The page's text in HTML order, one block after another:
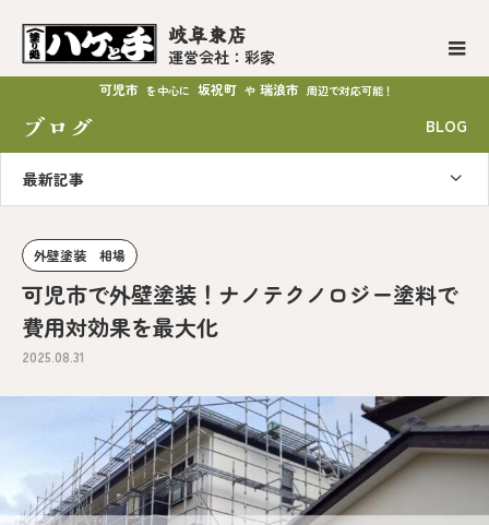
岐阜東店
運営会社：彩家
可児市 を中心に 坂祝町 や 瑞浪市 周辺で対応可能！
ブログ BLOG
最新記事
外壁塗装 相場
可児市で外壁塗装！ナノテクノロジー塗料で
費用対効果を最大化
2025.08.31